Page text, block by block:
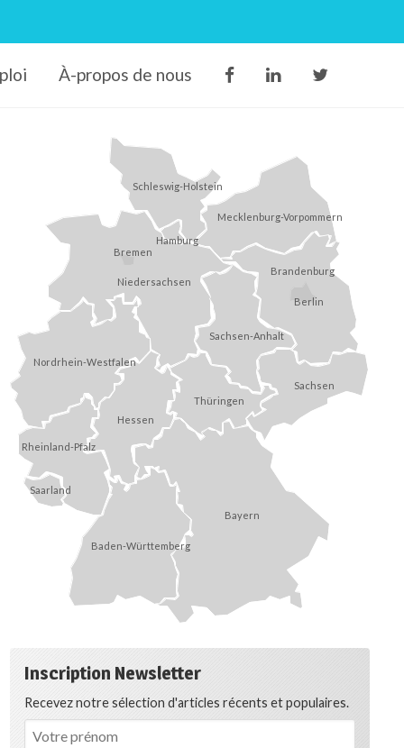
À-propos de nous
Berlin
Bremen
Hamburg
Saarland
Schleswig-Holstein
Mecklenburg-Vorpommern
Brandenburg
Niedersachsen
Sachsen-Anhalt
Sachsen
Thüringen
Hessen
Nordrhein-Westfalen
Rheinland-Pfalz
Baden-Württemberg
Bayern
Inscription Newsletter
Recevez notre sélection d'articles récents et populaires.